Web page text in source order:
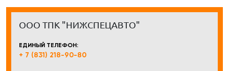
ООО ТПК "НИЖСПЕЦАВТО"
ЕДИНЫЙ ТЕЛЕФОН:
+ 7 (831) 218-90-80